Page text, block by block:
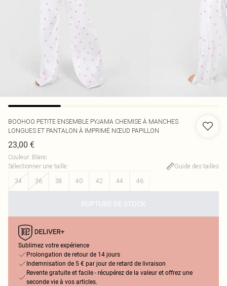
BOOHOO PETITE ENSEMBLE PYJAMA CHEMISE À MANCHES
LONGUES ET PANTALON À IMPRIMÉ NŒUD PAPILLON
23,00 €
Couleur: Blanc
Sélectionner une taille:
Guide des tailles
34
36 38 40 42 44 46
RUPTURE DE STOCK
Sublimez votre expérience
Prolongation de retour de 14 jours
Indemnisation de 5 € par jour de retard de livraison
Revente gratuite et facile - récupérez de la valeur et offrez une
seconde vie à vos articles.